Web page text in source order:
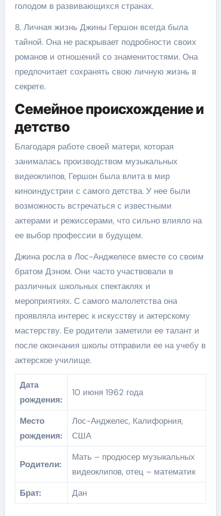
голодом в развивающихся странах.
8. Личная жизнь Джины Гершон всегда была
тайной. Она не раскрывает подробности своих
романов и отношений со знаменитостями. Она
предпочитает сохранять свою личную жизнь в
секрете.
Семейное происхождение и
детство
Благодаря работе своей матери, которая
занималась производством музыкальных
видеоклипов, Гершон была влита в мир
киноиндустрии с самого детства. У нее были
возможность встречаться с известными
актерами и режиссерами, что сильно влияло на
ее выбор профессии в будущем.
Джина росла в Лос-Анджелесе вместе со своим
братом Дэном. Они часто участвовали в
различных школьных спектаклях и
мероприятиях. С самого малолетства она
проявляла интерес к искусству и актерскому
мастерству. Ее родители заметили ее талант и
после окончания школы отправили ее на учебу в
актерское училище.
Дата
рождения:
10 июня 1962 года
Место
рождения:
Лос-Анджелес, Калифорния,
США
Родители:
Мать – продюсер музыкальных
видеоклипов, отец – математик
Брат:
Дан